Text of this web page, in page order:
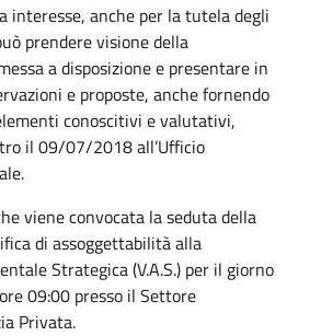
interesse, anche per la tutela degli
prendere visione della
a disposizione e presentare in
e proposte, anche fornendo
conoscitivi e valutativi,
il 09/07/2018 all’Ufficio
viene convocata la seduta della
di assoggettabilità alla
Strategica (V.A.S.) per il giorno
09:00 presso il Settore
Privata.